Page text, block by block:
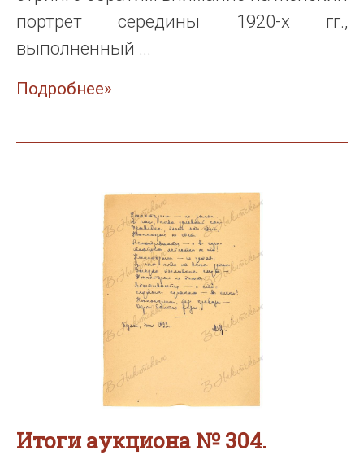
портрет середины 1920-х гг.,
выполненный ...
Подробнее»
Итоги аукциона № 304.